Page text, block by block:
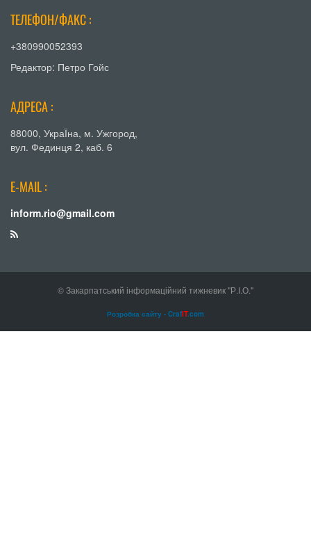
ТЕЛЕФОН/ФАКС :
+380990052393
Редактор: Петро Гойс
АДРЕСА :
88000, УкраЇна, м. Ужгород,
вул. Фединця 2, каб. 6
E-MAIL :
inform.rio@gmail.com
© Закарпатський інформаційний тижневик "Р.І.О."
Розробка сайту - CrafIT.com